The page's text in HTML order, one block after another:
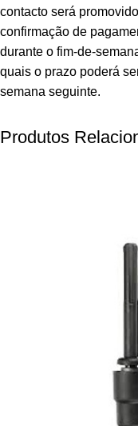
contacto será
confirmação de
durante o fim-de-
quais o prazo poderá
semana seguinte.
Produtos